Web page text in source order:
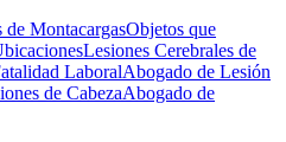
de MontacargasObjetos que
Lesiones Cerebrales de
LaboralAbogado de Lesión
de CabezaAbogado de